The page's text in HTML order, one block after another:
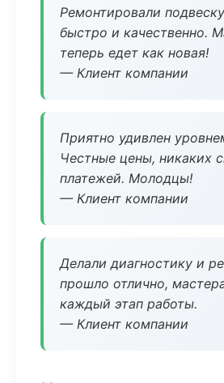
Ремонтировали
быстро и качественно.
теперь едет как новая!
— Клиент компании
Приятно удивлен
Честные цены, никаких
платежей. Молодцы!
— Клиент компании
Делали диагностику и
прошло отлично,
каждый этап работы.
— Клиент компании